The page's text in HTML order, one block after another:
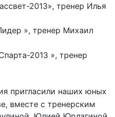
2013», тренер Илья
», тренер Михаил
2013 », тренер
пригласили наших юных
вместе с тренерским